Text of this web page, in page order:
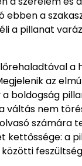
ebben a
a pillanat
a
az
boldogság
váltás nem
számára
kettőssége: a